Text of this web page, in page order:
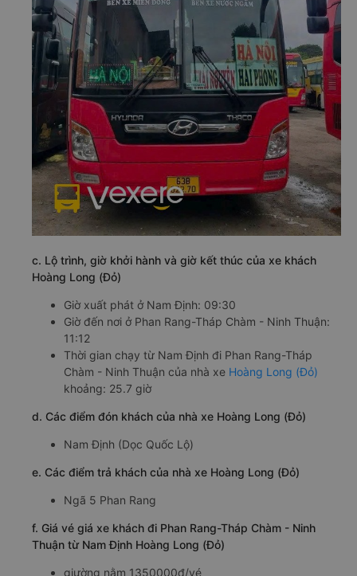
c. Lộ trình, giờ khởi hành và giờ kết thúc của xe khách
Hoàng Long (Đỏ)
Giờ xuất phát ở Nam Định: 09:30
Giờ đến nơi ở Phan Rang-Tháp Chàm - Ninh Thuận:
11:12
Thời gian chạy từ Nam Định đi Phan Rang-Tháp
Chàm - Ninh Thuận của nhà xe Hoàng Long (Đỏ)
khoảng: 25.7 giờ
d. Các điểm đón khách của nhà xe Hoàng Long (Đỏ)
Nam Định (Dọc Quốc Lộ)
e. Các điểm trả khách của nhà xe Hoàng Long (Đỏ)
Ngã 5 Phan Rang
f. Giá vé giá xe khách đi Phan Rang-Tháp Chàm - Ninh
Thuận từ Nam Định Hoàng Long (Đỏ)
giường nằm 1350000đ/vé